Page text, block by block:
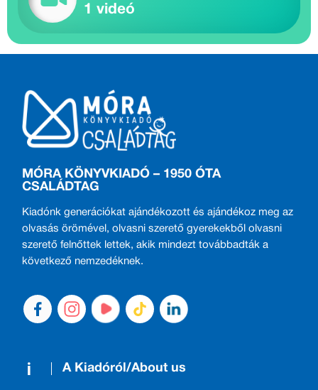
1 videó
MÓRA KÖNYVKIADÓ – 1950 ÓTA
CSALÁDTAG
Kiadónk generációkat ajándékozott és ajándékoz meg az
olvasás örömével, olvasni szerető gyerekekből olvasni
szerető felnőttek lettek, akik mindezt továbbadták a
következő nemzedéknek.
A Kiadóról/About us